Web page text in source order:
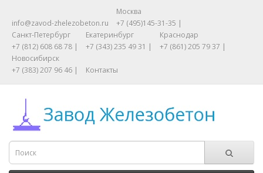
info@zavod-zhelezobeton.ru
Москва
+7 (495)145-31-35 |
Санкт-Петербург
+7 (812) 608 68 78 |
Екатеринбург
+7 (343) 235 49 31 |
Краснодар
+7 (861) 205 79 37 |
Новосибирск
+7 (383) 207 96 46 |
Контакты